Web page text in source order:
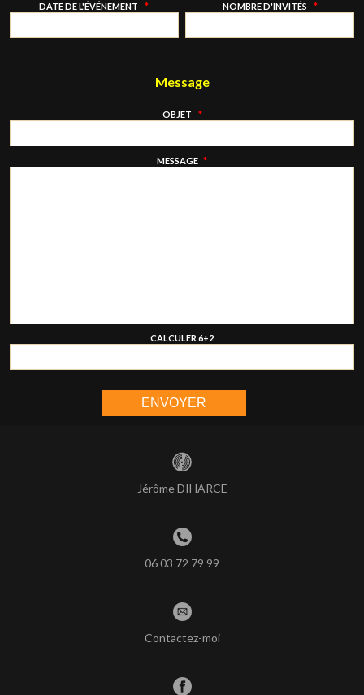
DATE DE L'ÉVÉNEMENT * NOMBRE D'INVITÉS *
Message
OBJET *
MESSAGE *
CALCULER 6+2
Jérôme DIHARCE
06 03 72 79 99
Contactez-moi